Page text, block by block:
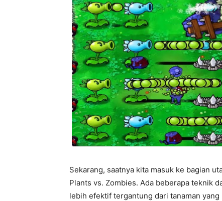
Sekarang, saatnya kita masuk ke bagian
Plants vs. Zombies. Ada beberapa teknik
lebih efektif tergantung dari tanaman